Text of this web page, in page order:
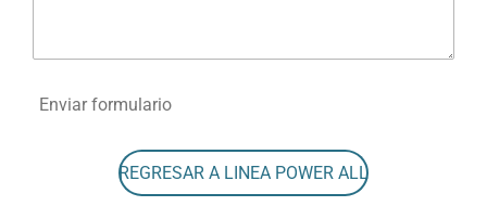
Enviar formulario
REGRESAR A LINEA POWER ALL